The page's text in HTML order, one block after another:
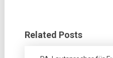
Related Posts